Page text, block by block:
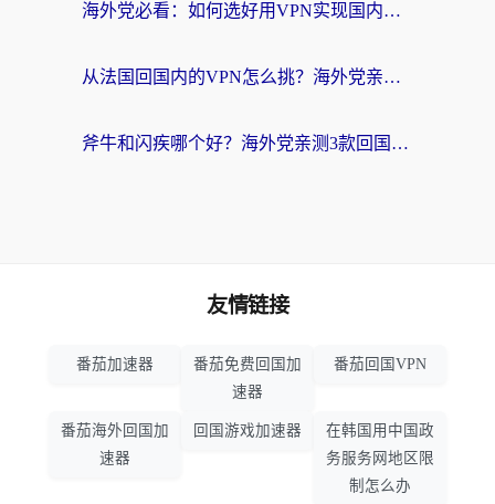
海外党必看：如何选好用VPN实现国内资源无缝访问？从越南到全球都适用
从法国回国内的VPN怎么挑？海外党亲测：稳定、多端、安全才是关键
斧牛和闪疾哪个好？海外党亲测3款回国加速器，教你选到不踩坑的那一款
友情链接
番茄加速器
番茄免费回国加
速器
番茄回国VPN
番茄海外回国加
速器
回国游戏加速器
在韩国用中国政
务服务网地区限
制怎么办